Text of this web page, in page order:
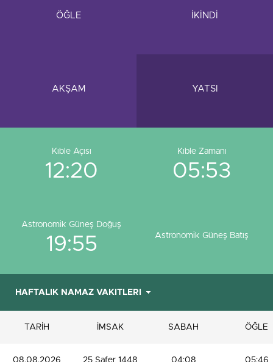
ÖĞLE İKİNDİ
AKŞAM YATSI
Kıble Açısı
12:20
Kıble Zamanı
05:53
Astronomik Güneş Doğuş
19:55 Astronomik Güneş Batış
TARİH İMSAK SABAH ÖĞLE
08.08.2026 25 Safer 1448 04:08 05:46